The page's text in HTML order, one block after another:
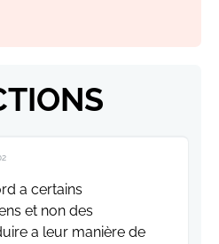
a certains
et non des
a leur manière de